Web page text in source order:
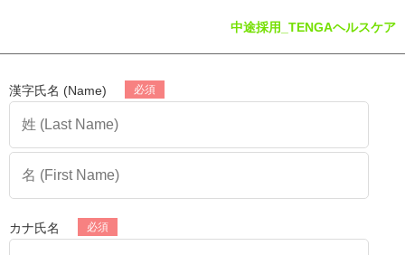
中途採用_TENGAヘルスケア
漢字氏名 (Name)
カナ氏名